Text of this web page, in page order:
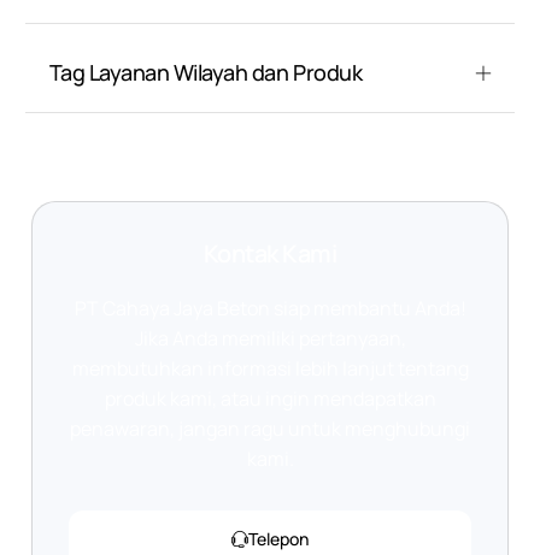
Tag Layanan Wilayah dan Produk
Telepon